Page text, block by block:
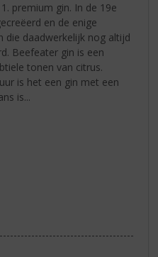
premium gin. In de 19e
en de enige
die daadwerkelijk nog altijd
Beefeater gin is een
tonen van citrus.
is het een gin met een
is...